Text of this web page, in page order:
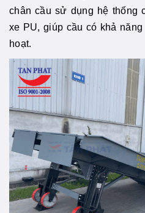
chân cầu sử dụng hệ thống
xe PU, giúp cầu có khả
hoạt.